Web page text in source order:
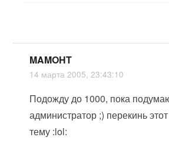
MAMOHT
14 марта 2005, 23:43:10
Подожду до 1000, пока
администратор ;) перекинь
тему :lol: